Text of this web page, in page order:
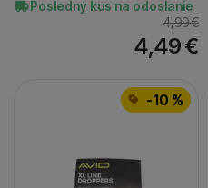
Posledný kus na odoslanie
4,99€
4,49€
-10 %